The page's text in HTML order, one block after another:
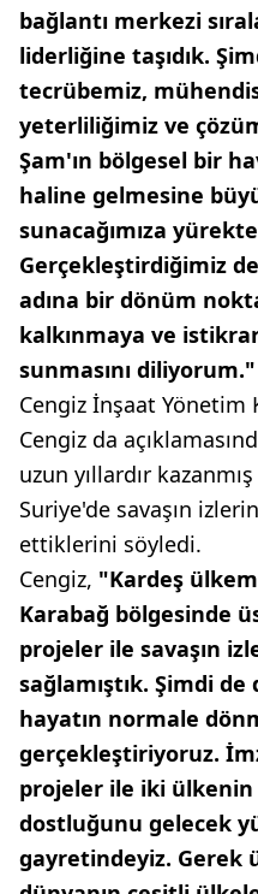
bağlantı merkezi
liderliğine taşıdık.
tecrübemiz,
yeterliliğimiz ve
Şam'ın bölgesel bir
haline gelmesine
sunacağımıza
Gerçekleştirdiğimiz
adına bir dönüm
kalkınmaya ve
sunmasını diliyorum."
Cengiz İnşaat Yönetim
Cengiz da
uzun yıllardır
Suriye'de savaşın
ettiklerini söyledi.
Cengiz, "Kardeş
Karabağ bölgesinde
projeler ile savaşın
sağlamıştık. Şimdi
hayatın normale
gerçekleştiriyoruz.
projeler ile iki ülkenin
dostluğunu gelecek
gayretindeyiz. Gerek